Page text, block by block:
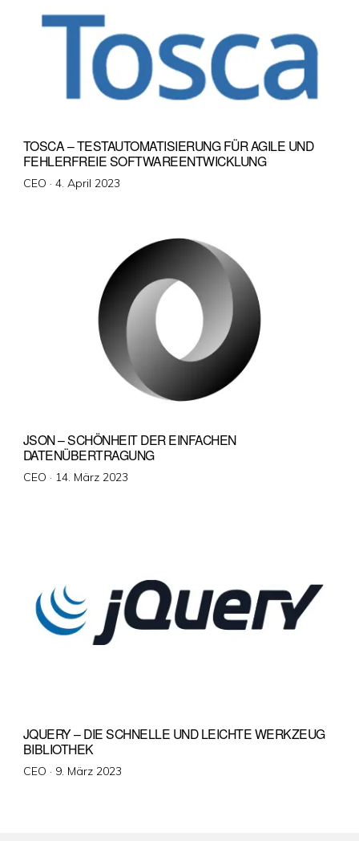
TOSCA – TESTAUTOMATISIERUNG FÜR AGILE UND
FEHLERFREIE SOFTWAREENTWICKLUNG
CEO · Veröffentlicht
4. April 2023
JSON – SCHÖNHEIT DER EINFACHEN
DATENÜBERTRAGUNG
CEO · Veröffentlicht
14. März 2023
JQUERY – DIE SCHNELLE UND LEICHTE WERKZEUG
BIBLIOTHEK
CEO · Veröffentlicht
9. März 2023